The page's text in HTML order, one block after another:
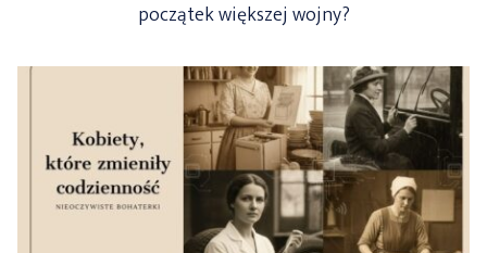
początek większej wojny?